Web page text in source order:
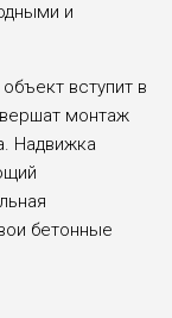
и
вступит в
монтаж
Надвижка
бетонные